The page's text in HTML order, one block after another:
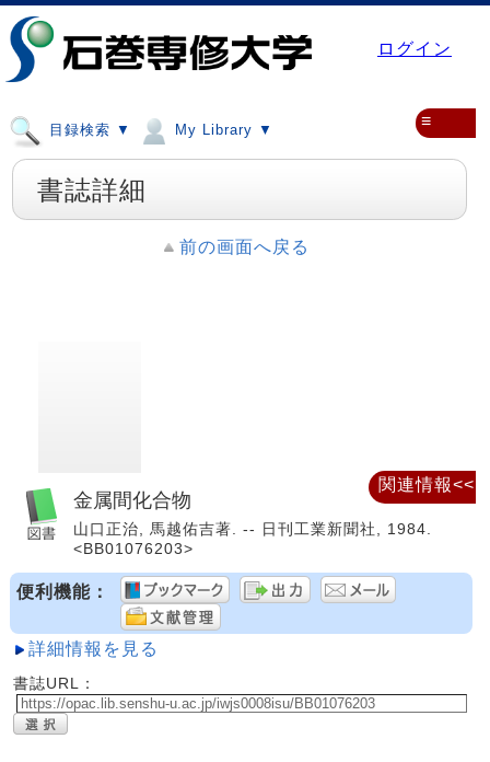
ログイン
目録検索 ▼ My Library ▼ ≡
書誌詳細
前の画面へ戻る
金属間化合物
山口正治, 馬越佑吉著. -- 日刊工業新聞社, 1984.
<BB01076203>
便利機能：
詳細情報を見る
書誌URL：
関連情報<<